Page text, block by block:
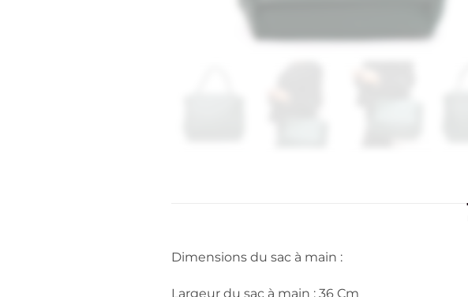
Dimensions du sac à main :
Largeur du sac à main : 36 Cm